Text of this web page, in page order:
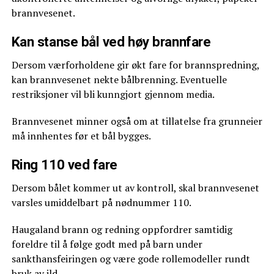
brannvesenet.
Kan stanse bål ved høy brannfare
Dersom værforholdene gir økt fare for brannspredning,
kan brannvesenet nekte bålbrenning. Eventuelle
restriksjoner vil bli kunngjort gjennom media.
Brannvesenet minner også om at tillatelse fra grunneier
må innhentes før et bål bygges.
Ring 110 ved fare
Dersom bålet kommer ut av kontroll, skal brannvesenet
varsles umiddelbart på nødnummer 110.
Haugaland brann og redning oppfordrer samtidig
foreldre til å følge godt med på barn under
sankthansfeiringen og være gode rollemodeller rundt